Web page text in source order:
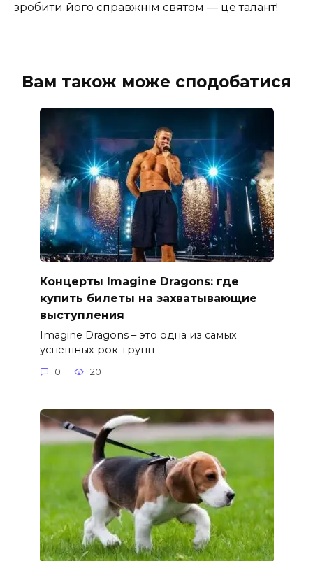
зробити його справжнім святом — це талант!
Вам також може сподобатися
Концерты Imagine Dragons: где
купить билеты на захватывающие
выступления
Imagine Dragons – это одна из самых
успешных рок-групп
0 20